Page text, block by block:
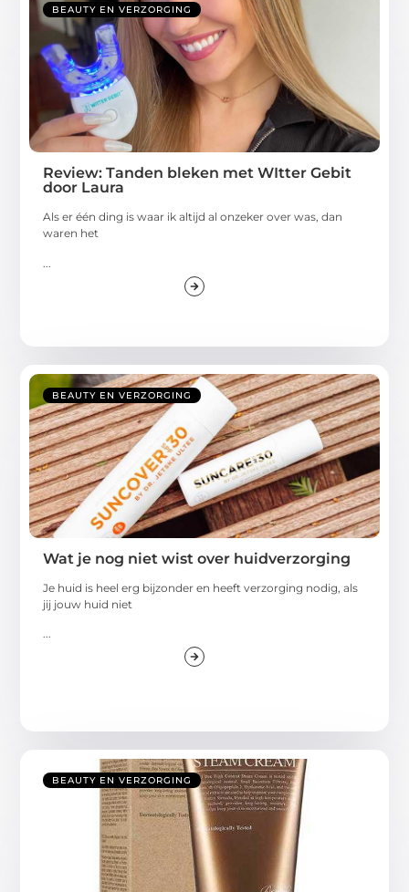
BEAUTY EN VERZORGING
Review: Tanden bleken met WItter Gebit
door Laura
Als er één ding is waar ik altijd al onzeker over was, dan
waren het
BEAUTY EN VERZORGING
Wat je nog niet wist over huidverzorging
Je huid is heel erg bijzonder en heeft verzorging nodig, als
jij jouw huid niet
...
BEAUTY EN VERZORGING